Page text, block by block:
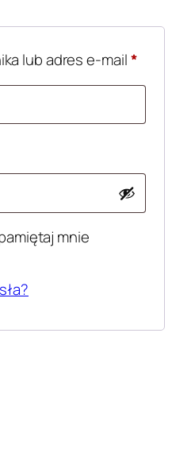
lub adres e-mail*
mnie